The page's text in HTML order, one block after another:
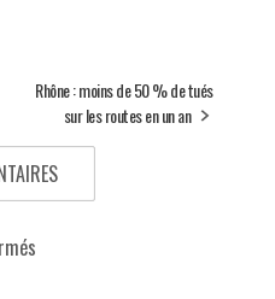
Rhône : moins de 50 % de tués
sur les routes en un an